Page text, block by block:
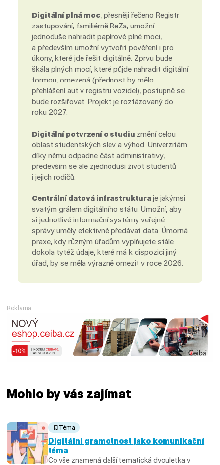
Digitální plná moc, přesněji řečeno Registr
zastupování, familiérně ReZa, umožní
jednoduše nahradit papírové plné moci,
a především umožní vytvořit pověření i pro
úkony, které jde řešit digitálně. Zprvu bude
škála plných mocí, které půjde nahradit digitální
formou, omezená (přednost by mělo
přehlášení aut v registru vozidel), postupně se
bude rozšiřovat. Projekt je rozfázovaný do
roku 2027.
Digitální potvrzení o studiu změní celou
oblast studentských slev a výhod. Univerzitám
díky němu odpadne část administrativy,
především se ale zjednoduší život studentů
i jejich rodičů.
Centrální datová infrastrukturaje jakýmsi
svatým grálem digitálního státu. Umožní, aby
si jednotlivé informační systémy veřejné
správy uměly efektivně předávat data. Úmorná
praxe, kdy různým úřadům vyplňujete stále
dokola tytéž údaje, které má k dispozici jiný
úřad, by se měla výrazně omezit v roce 2026.
Reklama
Mohlo by vás zajímat
Téma
Digitální gramotnost jako komunikační
téma
Co vše znamená další tematická dvouletka v